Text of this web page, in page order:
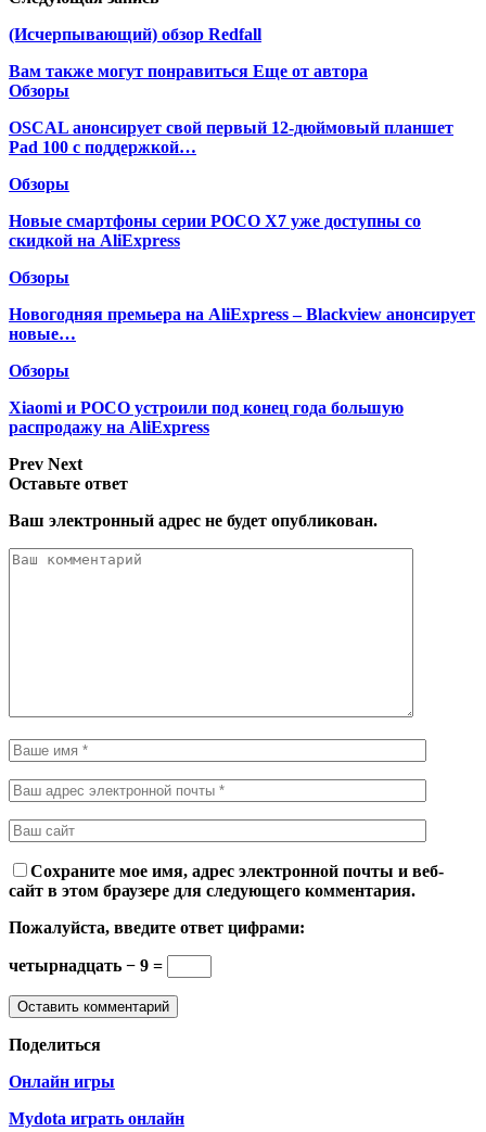
(Исчерпывающий) обзор Redfall
Вам также могут понравиться Еще от автора
Обзоры
OSCAL анонсирует свой первый 12-дюймовый планшет
Pad 100 с поддержкой…
Обзоры
Новые смартфоны серии POCO X7 уже доступны со
скидкой на AliExpress
Обзоры
Новогодняя премьера на AliExpress – Blackview анонсирует
новые…
Обзоры
Xiaomi и POCO устроили под конец года большую
распродажу на AliExpress
Prev Next
Оставьте ответ
Ваш электронный адрес не будет опубликован.
Сохраните мое имя, адрес электронной почты и веб-
сайт в этом браузере для следующего комментария.
Пожалуйста, введите ответ цифрами:
четырнадцать − 9 =
Поделиться
Онлайн игры
Mydota играть онлайн